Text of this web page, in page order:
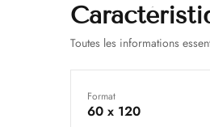
Toutes les informations
Format
60 x 120